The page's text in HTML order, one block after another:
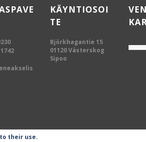
KÄYNTIOSOI
TE
Björkhagantie 15
01120 Västerskog
Sipoo
their use.